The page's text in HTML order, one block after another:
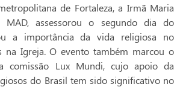
de Fortaleza, a Irmã Maria
MAD, assessorou o segundo dia do
a importância da vida religiosa no
na Igreja. O evento também marcou o
comissão Lux Mundi, cujo apoio da
do Brasil tem sido significativo no